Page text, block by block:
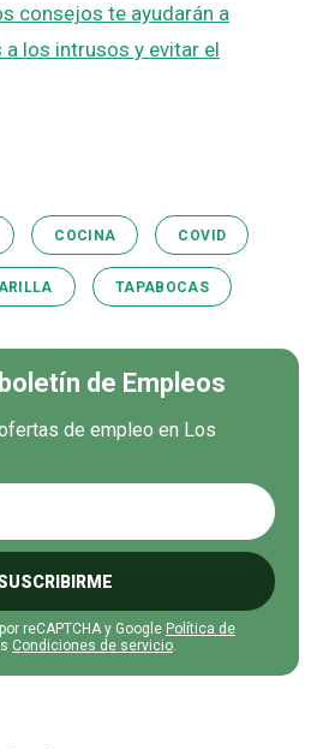
consejos te ayudarán a
los intrusos y evitar el
COCINA COVID
TAPABOCAS
de Empleos
de empleo en Los
reCAPTCHA y Google Política de
Condiciones de servicio.